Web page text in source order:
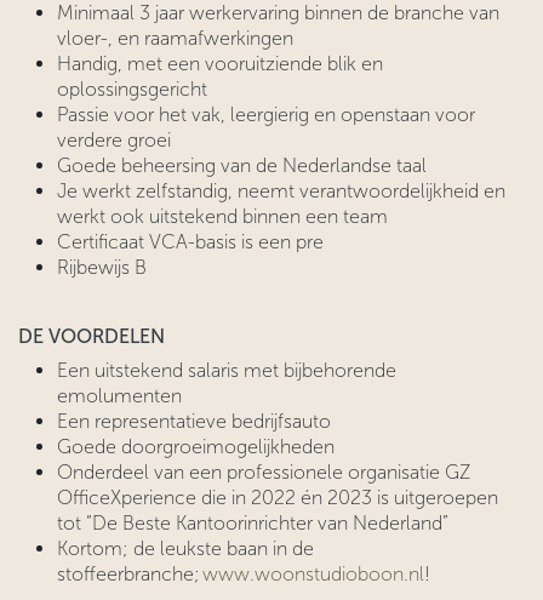
Minimaal 3 jaar werkervaring binnen de branche van
vloer-, en raamafwerkingen
Handig, met een vooruitziende blik en
oplossingsgericht
Passie voor het vak, leergierig en openstaan voor
verdere groei
Goede beheersing van de Nederlandse taal
Je werkt zelfstandig, neemt verantwoordelijkheid en
werkt ook uitstekend binnen een team
Certificaat VCA-basis is een pre
Rijbewijs B
DE VOORDELEN
Een uitstekend salaris met bijbehorende
emolumenten
Een representatieve bedrijfsauto
Goede doorgroeimogelijkheden
Onderdeel van een professionele organisatie GZ
OfficeXperience die in 2022 én 2023 is uitgeroepen
tot “De Beste Kantoorinrichter van Nederland”
Kortom; de leukste baan in de
stoffeerbranche; www.woonstudioboon.nl!